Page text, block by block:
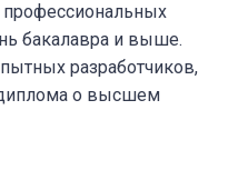
бакалавра и выше.
разработчиков,
о высшем